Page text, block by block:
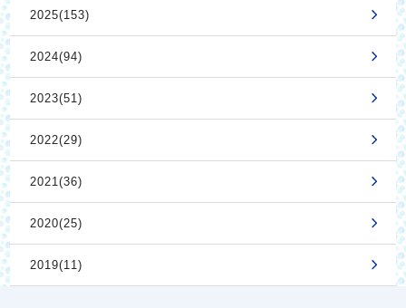
2025(153)
2024(94)
2023(51)
2022(29)
2021(36)
2020(25)
2019(11)